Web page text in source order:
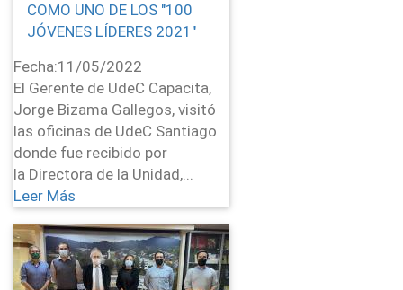
COMO UNO DE LOS "100
JÓVENES LÍDERES 2021"
Fecha:11/05/2022
El Gerente de UdeC Capacita,
Jorge Bizama Gallegos, visitó
las oficinas de UdeC Santiago
donde fue recibido por
la Directora de la Unidad,...
Leer Más